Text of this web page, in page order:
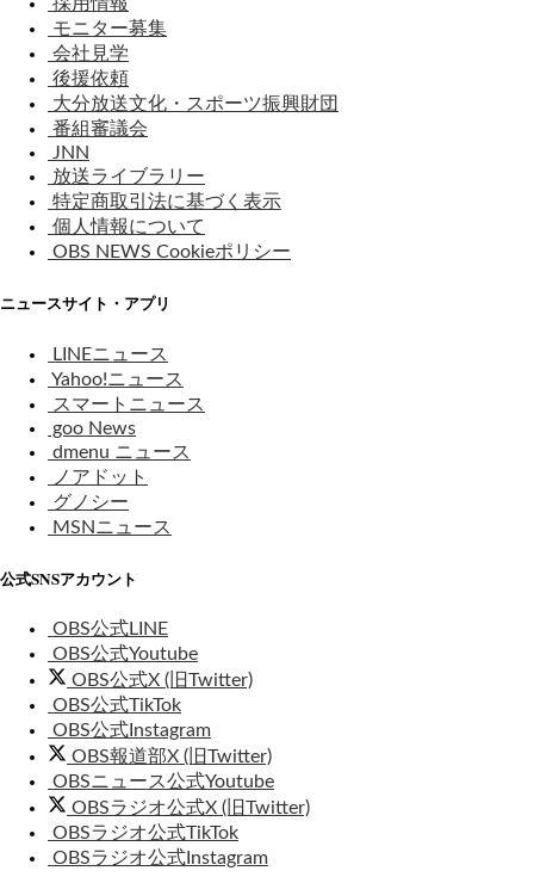
モニター募集
会社見学
後援依頼
大分放送文化・スポーツ振興財団
番組審議会
JNN
放送ライブラリー
特定商取引法に基づく表示
個人情報について
OBS NEWS Cookieポリシー
ニュースサイト・アプリ
LINEニュース
Yahoo!ニュース
スマートニュース
goo News
dmenu ニュース
ノアドット
グノシー
MSNニュース
公式SNSアカウント
OBS公式LINE
OBS公式Youtube
OBS公式X (旧Twitter)
OBS公式TikTok
OBS公式Instagram
OBS報道部X (旧Twitter)
OBSニュース公式Youtube
OBSラジオ公式X (旧Twitter)
OBSラジオ公式TikTok
OBSラジオ公式Instagram